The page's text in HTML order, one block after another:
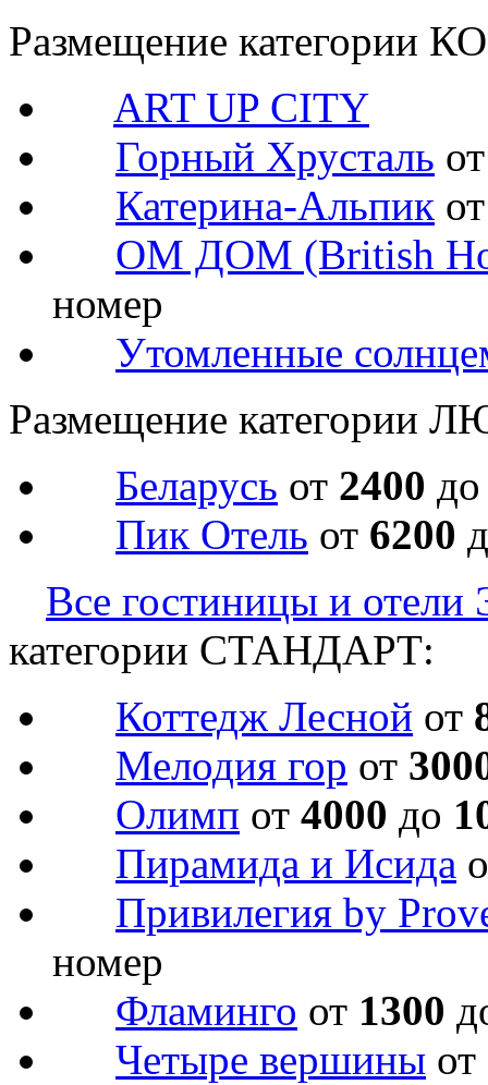
Размещение категории
ART UP CITY
Горный Хрусталь
Катерина-Альпик
ОМ ДОМ (British
номер
Утомленные
Размещение категории
Беларусь от 2400
Пик Отель от 6200
Все гостиницы и отели
категории СТАНДАРТ:
Коттедж Лесной от
Мелодия гор от
Олимп от 4000 до
Пирамида и Исида
Привилегия by
номер
Фламинго от 1300
Четыре вершины от